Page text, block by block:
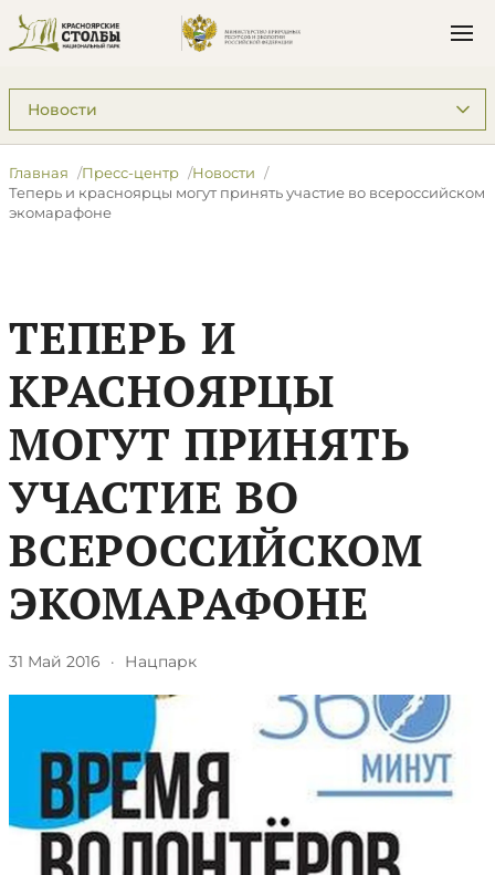
Подразделы: Пресс-центр
Главная Пресс-центр
Новости
Теперь и красноярцы могут принять участие во всероссийском
экомарафоне
ТЕПЕРЬ И
КРАСНОЯРЦЫ
МОГУТ ПРИНЯТЬ
УЧАСТИЕ ВО
ВСЕРОССИЙСКОМ
ЭКОМАРАФОНЕ
31 Май 2016 · Нацпарк